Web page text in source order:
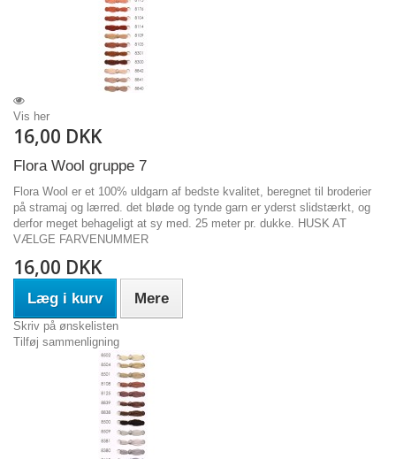
Vis her
16,00 DKK
Flora Wool gruppe 7
Flora Wool er et 100% uldgarn af bedste kvalitet, beregnet til broderier
på stramaj og lærred. det bløde og tynde garn er yderst slidstærkt, og
derfor meget behageligt at sy med. 25 meter pr. dukke. HUSK AT
VÆLGE FARVENUMMER
16,00 DKK
Læg i kurv Mere
Skriv på ønskelisten
Tilføj sammenligning